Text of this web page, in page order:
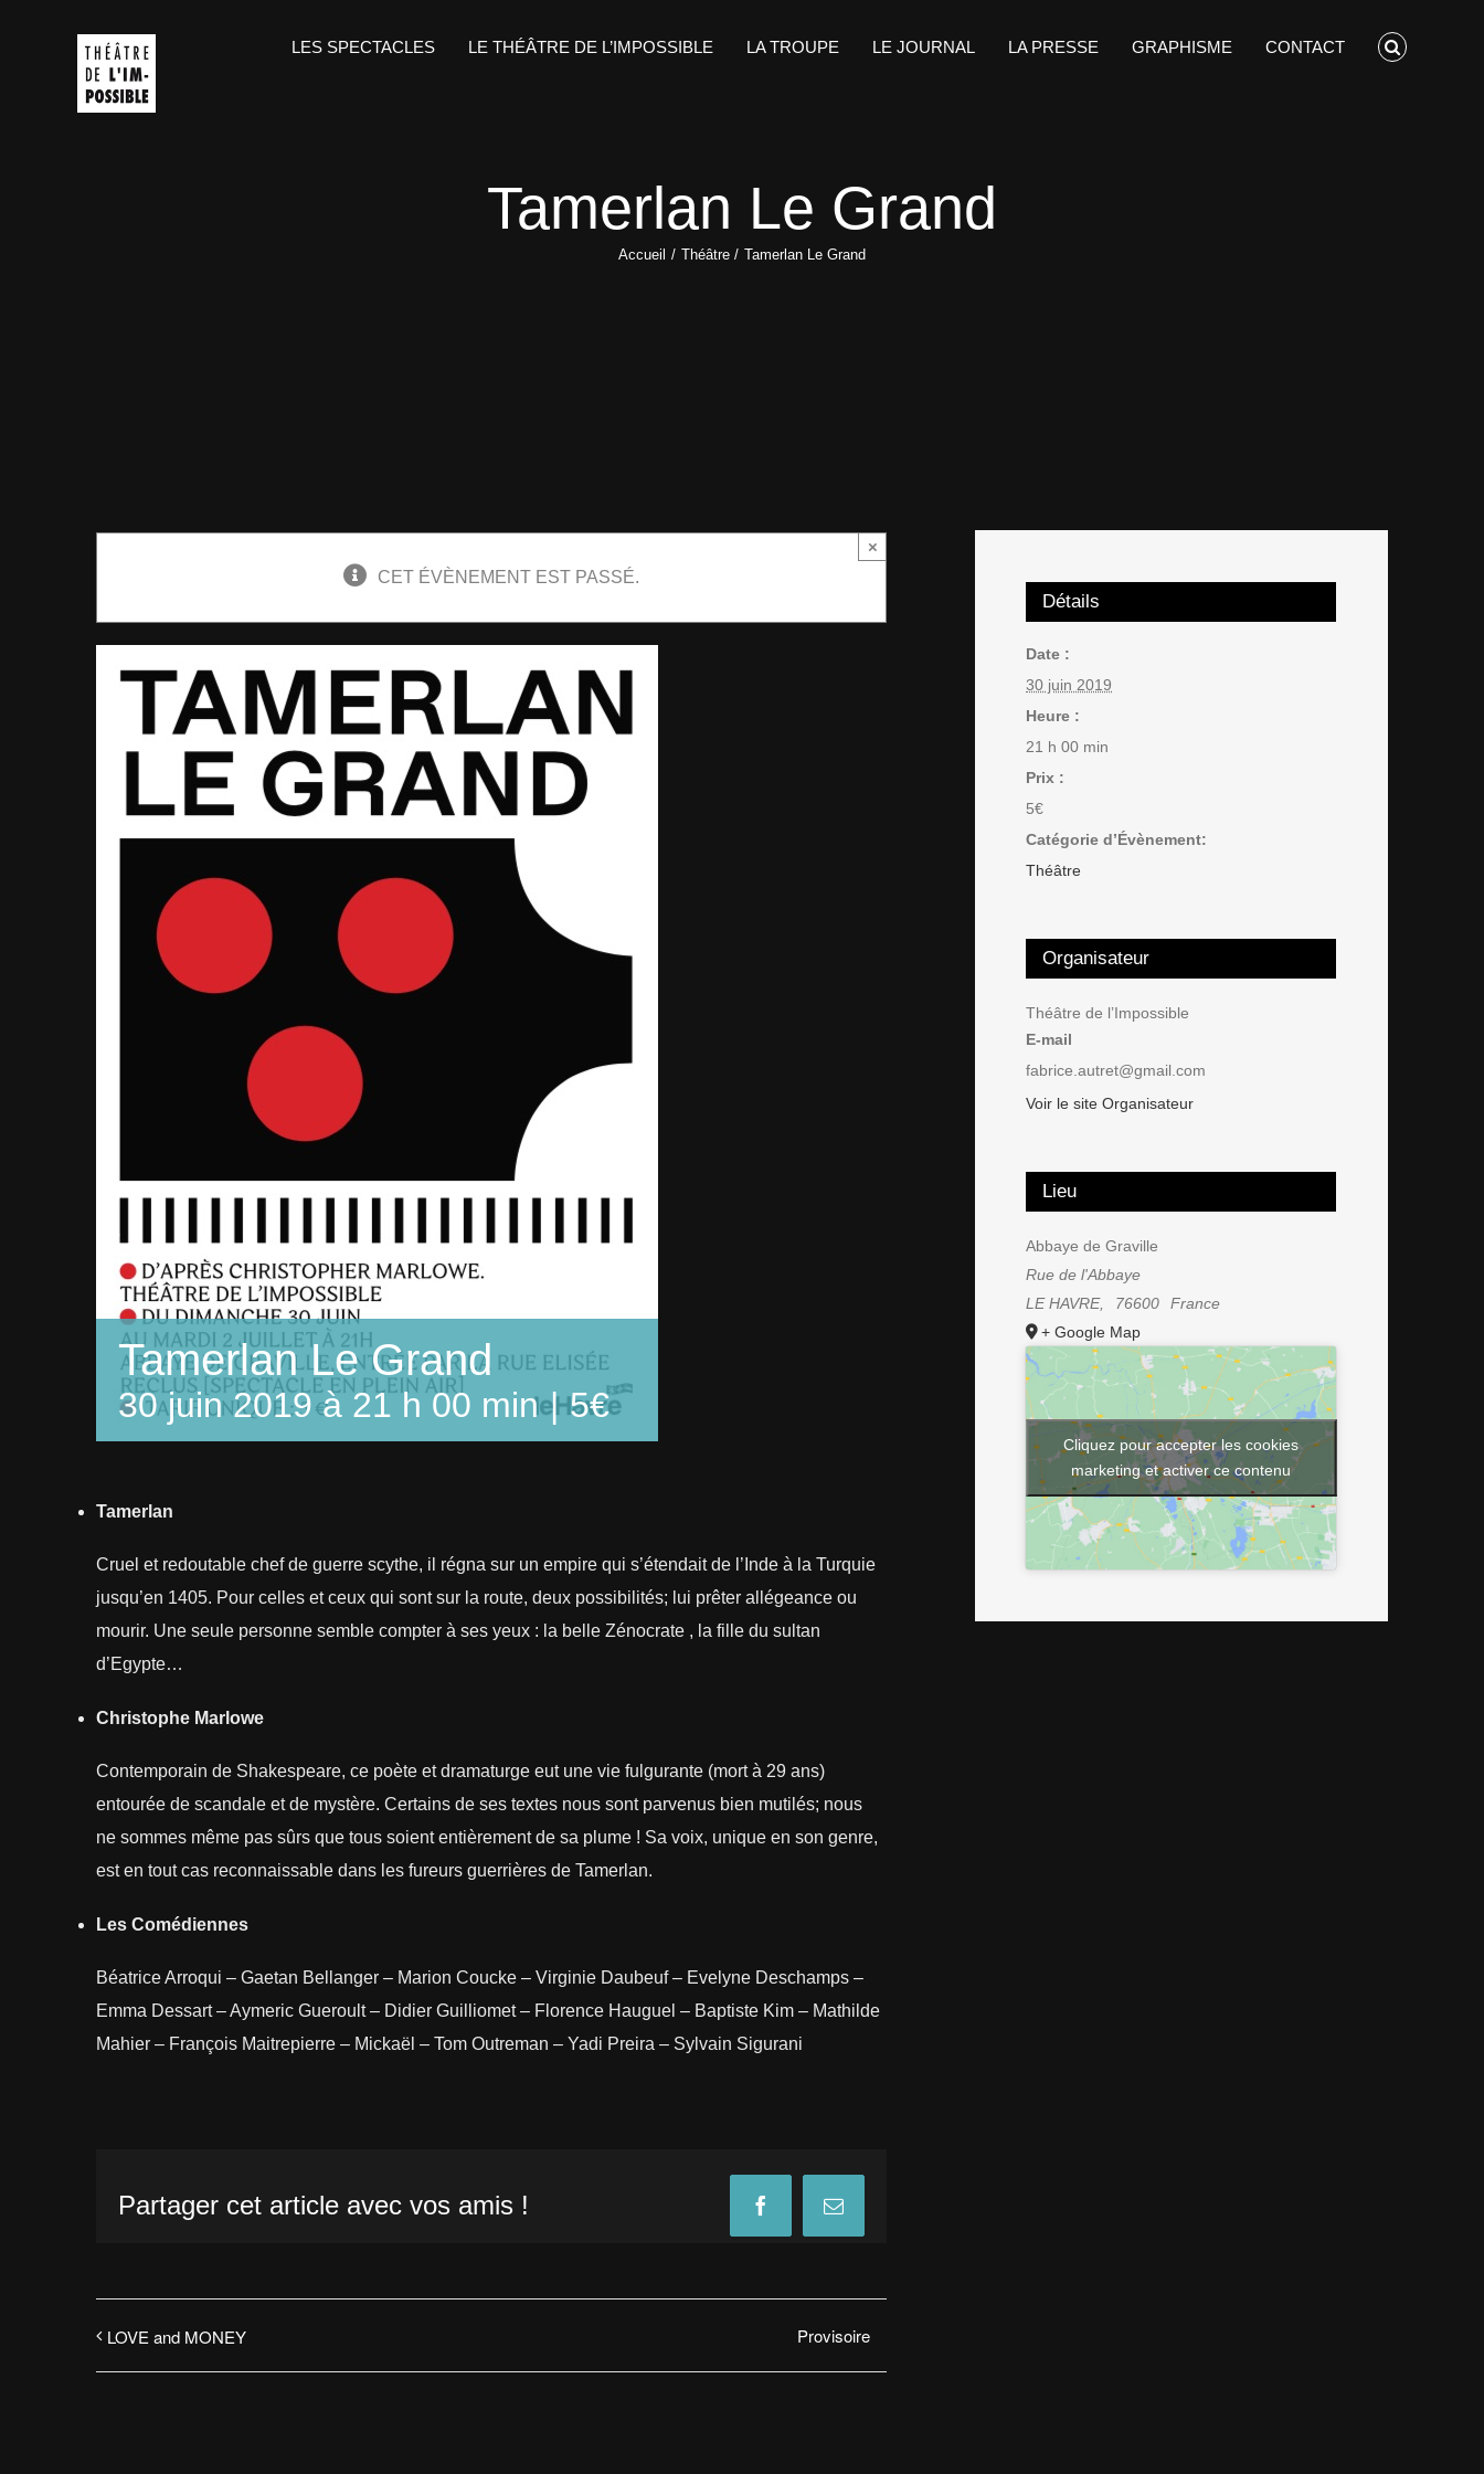
LES SPECTACLES LE THÉÂTRE DE L’IMPOSSIBLE LA TROUPE LE JOURNAL LA PRESSE GRAPHISME CONTACT
Tamerlan Le Grand
Accueil Théâtre Tamerlan Le Grand
CET ÉVÈNEMENT EST PASSÉ.
×
Tamerlan Le Grand
30 juin 2019 à 21 h 00 min | 5€
Tamerlan
Cruel et redoutable chef de guerre scythe, il régna sur un empire qui s’étendait de l’Inde à la Turquie
jusqu’en 1405. Pour celles et ceux qui sont sur la route, deux possibilités; lui prêter allégeance ou
mourir. Une seule personne semble compter à ses yeux : la belle Zénocrate , la fille du sultan
d’Egypte…
Christophe Marlowe
Contemporain de Shakespeare, ce poète et dramaturge eut une vie fulgurante (mort à 29 ans)
entourée de scandale et de mystère. Certains de ses textes nous sont parvenus bien mutilés; nous
ne sommes même pas sûrs que tous soient entièrement de sa plume ! Sa voix, unique en son genre,
est en tout cas reconnaissable dans les fureurs guerrières de Tamerlan.
Les Comédiennes
Béatrice Arroqui – Gaetan Bellanger – Marion Coucke – Virginie Daubeuf – Evelyne Deschamps –
Emma Dessart – Aymeric Gueroult – Didier Guilliomet – Florence Hauguel – Baptiste Kim – Mathilde
Mahier – François Maitrepierre – Mickaël – Tom Outreman – Yadi Preira – Sylvain Sigurani
Partager cet article avec vos amis ! FacebookEmail
LOVE and MONEY Provisoire
Détails
Date :
30 juin 2019
Heure :
21 h 00 min
Prix :
5€
Catégorie d’Évènement:
Théâtre
Organisateur
Théâtre de l’Impossible
E-mail
fabrice.autret@gmail.com
Voir le site Organisateur
Lieu
Abbaye de Graville
Rue de l'Abbaye
LE HAVRE, 76600
France
+ Google Map
Cliquez pour accepter les cookies
marketing et activer ce contenu